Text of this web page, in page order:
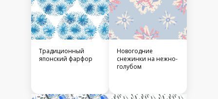
Традиционный
японский фарфор
Новогодние
снежинки на нежно-
голубом